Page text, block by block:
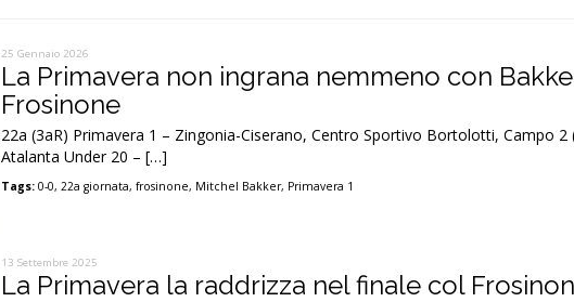
25 Gennaio 2026
La Primavera non ingrana nemmeno con
Frosinone
22a (3aR) Primavera 1 – Zingonia-Ciserano, Centro Sportivo Bortolotti, Campo
Atalanta Under 20 – […]
Tags: 0-0,22a giornata,frosinone, Mitchel Bakker, Primavera 1
13 Settembre 2025
La Primavera la raddrizza nel finale col